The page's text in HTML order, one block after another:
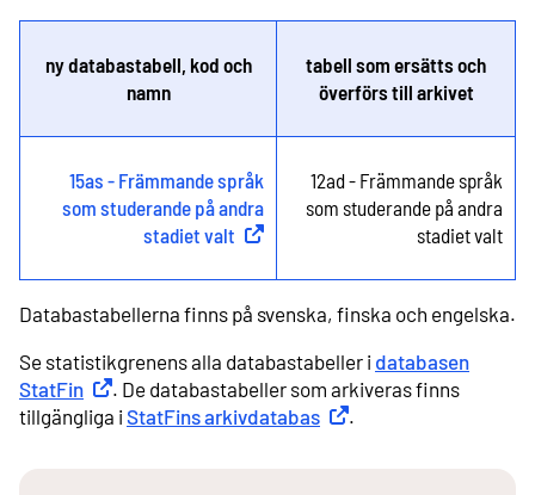
ny databastabell, kod och
namn
tabell som ersätts och
överförs till arkivet
15as - Främmande språk
som studerande på andra
stadiet valt Extern länk
12ad - Främmande språk
som studerande på andra
stadiet valt
Databastabellerna finns på svenska, finska och engelska.
Se statistikgrenens alla databastabeller i databasen
StatFin Extern länk
. De databastabeller som arkiveras finns
tillgängliga i StatFins arkivdatabas Extern länk
.